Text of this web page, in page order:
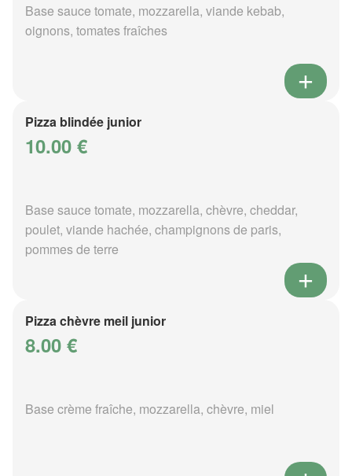
Base sauce tomate, mozzarella, viande kebab,
oignons, tomates fraîches
Pizza blindée junior
10.00 €
Base sauce tomate, mozzarella, chèvre, cheddar,
poulet, viande hachée, champignons de paris,
pommes de terre
Pizza chèvre meil junior
8.00 €
Base crème fraîche, mozzarella, chèvre, miel